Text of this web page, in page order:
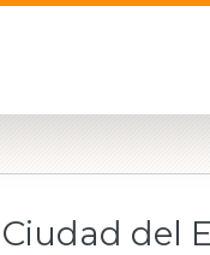
del